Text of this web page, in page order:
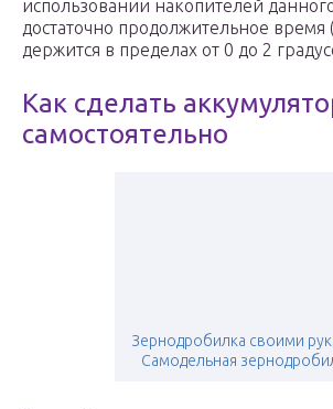
использовании накопителей
достаточно продолжительное время
держится в пределах от 0 до 2
Как сделать
самостоятельно
Зернодробилка своими
Самодельная